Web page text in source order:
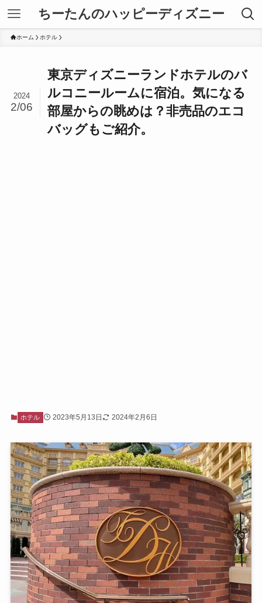
ちーたんのハッピーディズニー
ホーム ホテル
東京ディズニーランドホテルのバ
ルコニールームに宿泊。気になる
部屋からの眺めは？非売品のエコ
バッグもご紹介。
2024
2/06
ホテル 2023年5月13日 2024年2月6日